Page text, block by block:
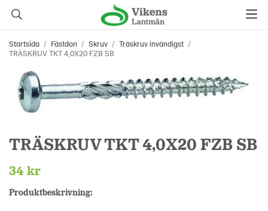
Startsida / Fästdon / Skruv / Träskruv invändigst /
TRÄSKRUV TKT 4,0X20 FZB SB
TRÄSKRUV TKT 4,0X20 FZB SB
34 kr
Produktbeskrivning: